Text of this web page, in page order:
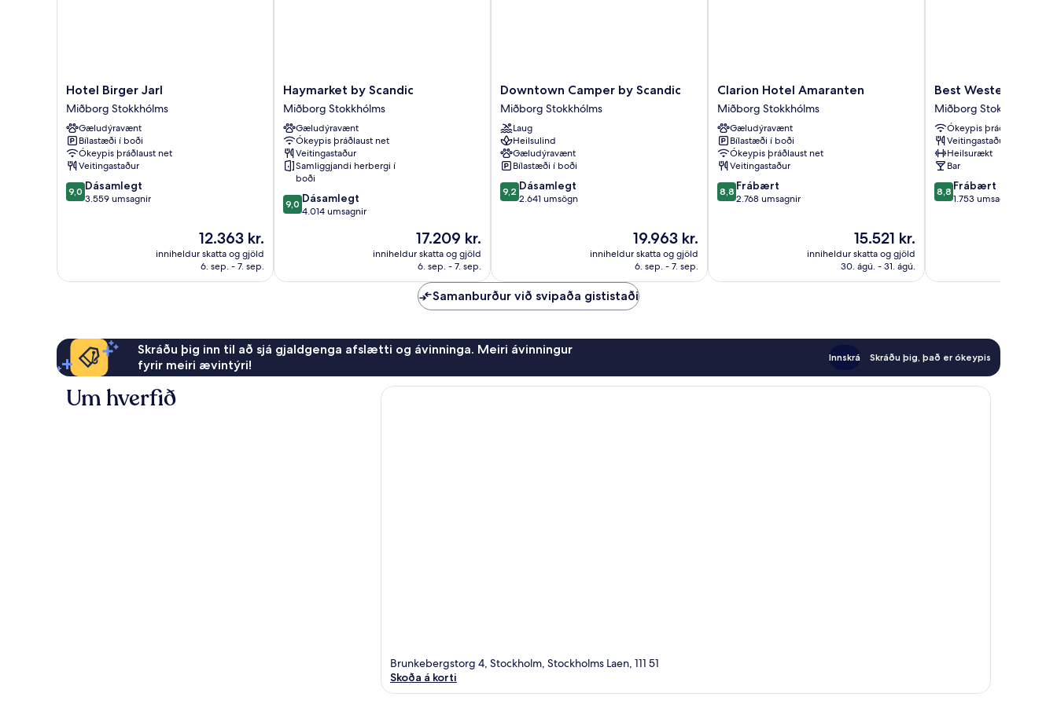
Hotel
Birger
Jarl
Miðborg
Stokkhólms
Hotel Birger Jarl
Miðborg Stokkhólms
Gæludýravænt
Bílastæði í boði
Ókeypis þráðlaust net
Veitingastaður
9.0
af
9,0 Dásamlegt
3.559 umsagnir
Verðið
er
12.363 kr.
12.363 kr.
inniheldur skatta og gjöld
6. sep. - 7. sep.
Haymarket
by
Scandic
Miðborg
Stokkhólms
Haymarket by Scandic
Miðborg Stokkhólms
Gæludýravænt
Ókeypis þráðlaust net
Veitingastaður
Samliggjandi herbergi í
boði
9.0
af
9,0 Dásamlegt
4.014 umsagnir
Verðið
er
17.209 kr.
17.209 kr.
inniheldur skatta og gjöld
6. sep. - 7. sep.
Downtown
Camper
by
Scandic
Miðborg
Stokkhólms
Downtown Camper by Scandic
Miðborg Stokkhólms
Laug
Heilsulind
Gæludýravænt
Bílastæði í boði
9.2
af
9,2 Dásamlegt
2.641 umsögn
Verðið
er
19.963 kr.
19.963 kr.
inniheldur skatta og gjöld
6. sep. - 7. sep.
Clarion
Hotel
Amaranten
Miðborg
Stokkhólms
Clarion Hotel Amaranten
Miðborg Stokkhólms
Gæludýravænt
Bílastæði í boði
Ókeypis þráðlaust net
Veitingastaður
8.8
af
8,8 Frábært
2.768 umsagnir
Verðið
er
15.521 kr.
15.521 kr.
inniheldur skatta og gjöld
30. ágú. - 31. ágú.
Best
Western
and
hotel
Miðborg
Stokkhólms
Best Western and
Miðborg Stokkhólms
Ókeypis þráðlaust net
Veitingastaður
Heilsurækt
Bar
8.8
af
8,8 Frábært
1.753 umsagnir
Samanburður við svipaða gististaði
Skráðu þig inn til að sjá gjaldgenga afslætti og ávinninga. Meiri ávinningur
fyrir meiri ævintýri!
Innskrá Skráðu þig, það er ókeypis
Um hverfið
Brunkebergstorg 4, Stockholm, Stockholms Laen, 111 51
Skoða á korti